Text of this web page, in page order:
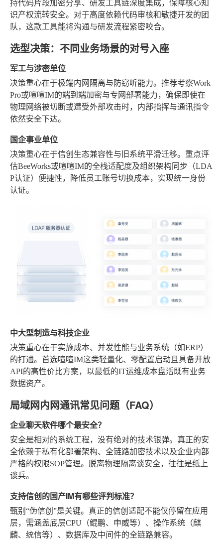
持代码片段加密分享、研发工具链深度集成，保障核心知
识产权流转安全。对于高度依赖代码审核和敏捷开发的团
队，这款工具能将沟通与研发流程紧密咬合。
选型决策：不同业务场景的对号入座
军工与涉密单位
决策重心在于极端内网隔离与防窃听能力。推荐考察Work
Pro或喧喧IM的端到端加密与专网部署能力，确保即使在
物理网络被切断或遭受外部攻击时，内部指挥与通讯指令
依然安全下达。
国企事业单位
决策重心在于信创生态兼容性与旧系统平滑迁移。重点评
估BeeWorks或喧喧IM的全栈适配度及组织架构同步（LDA
P认证）便捷性，降低员工账号切换成本，实现统一身份
认证。
中大型制造与科技企业
决策重心在于实施成本、并发性能与业务系统（如ERP）
的打通。首选喧喧IM这类轻量化、零配置启动且具备开放
API的高性价比方案，以最低的IT运维成本盘活既有业务
数据资产。
局域网内网通讯常见问题（FAQ）
企业聊天软件哪个最安全？
安全是相对的系统工程，没有绝对的技术银弹。真正的安
全依赖于私有化部署架构、全链路加密技术以及企业内部
严格的权限SOP管理。脱离物理隔离谈安全，往往是纸上
谈兵。
支持信创的国产IM有哪些评判标准？
甄别“伪信创”是关键。真正的信创适配不能仅停留在应用
层，需涵盖底层CPU（鲲鹏、申威等）、操作系统（麒
麟、统信等）、数据库及中间件的全链路兼容。